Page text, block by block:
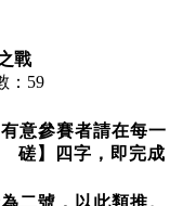
戰
：59
有意參賽者請在每一
】四字，即完成
二號，以此類推。